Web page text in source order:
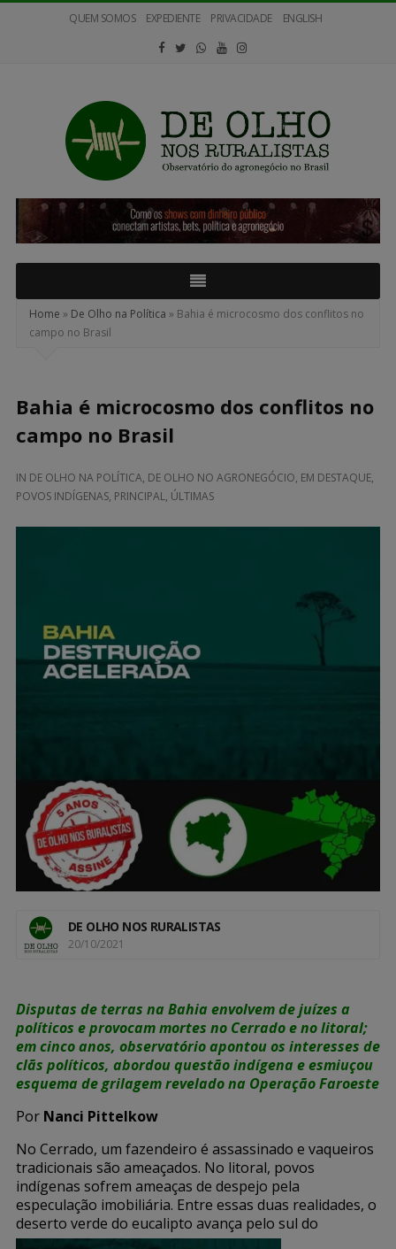
QUEM SOMOS EXPEDIENTE PRIVACIDADE ENGLISH
Olho
nos
Ruralistas
Home » De Olho na Política » Bahia é microcosmo dos conflitos no
campo no Brasil
Bahia é microcosmo dos conflitos no
campo no Brasil
IN DE OLHO NA POLÍTICA, DE OLHO NO AGRONEGÓCIO, EM DESTAQUE,
POVOS INDÍGENAS, PRINCIPAL, ÚLTIMAS
DE OLHO NOS RURALISTAS
20/10/2021
Disputas de terras na Bahia envolvem de juízes a
políticos e provocam mortes no Cerrado e no litoral;
em cinco anos, observatório apontou os interesses de
clãs políticos, abordou questão indígena e esmiuçou
esquema de grilagem revelado na Operação Faroeste
Por Nanci Pittelkow
No Cerrado, um fazendeiro é assassinado e vaqueiros
tradicionais são ameaçados. No litoral, povos
indígenas sofrem ameaças de despejo pela
especulação imobiliária. Entre essas duas realidades, o
deserto verde do eucalipto avança pelo sul do